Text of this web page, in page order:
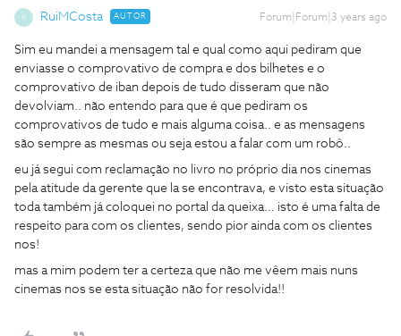
R RuiMCosta AUTOR Forum|Forum|3 years ago
Sim eu mandei a mensagem tal e qual como aqui pediram que
enviasse o comprovativo de compra e dos bilhetes e o
comprovativo de iban depois de tudo disseram que não
devolviam.. não entendo para que é que pediram os
comprovativos de tudo e mais alguma coisa.. e as mensagens
são sempre as mesmas ou seja estou a falar com um robô..
eu já segui com reclamação no livro no próprio dia nos cinemas
pela atitude da gerente que la se encontrava, e visto esta situação
toda também já coloquei no portal da queixa… isto é uma falta de
respeito para com os clientes, sendo pior ainda com os clientes
nos!
mas a mim podem ter a certeza que não me vêem mais nuns
cinemas nos se esta situação não for resolvida!!